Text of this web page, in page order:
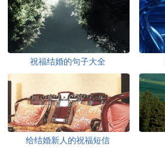
祝福结婚的句子大全
给结婚新人的祝福短信